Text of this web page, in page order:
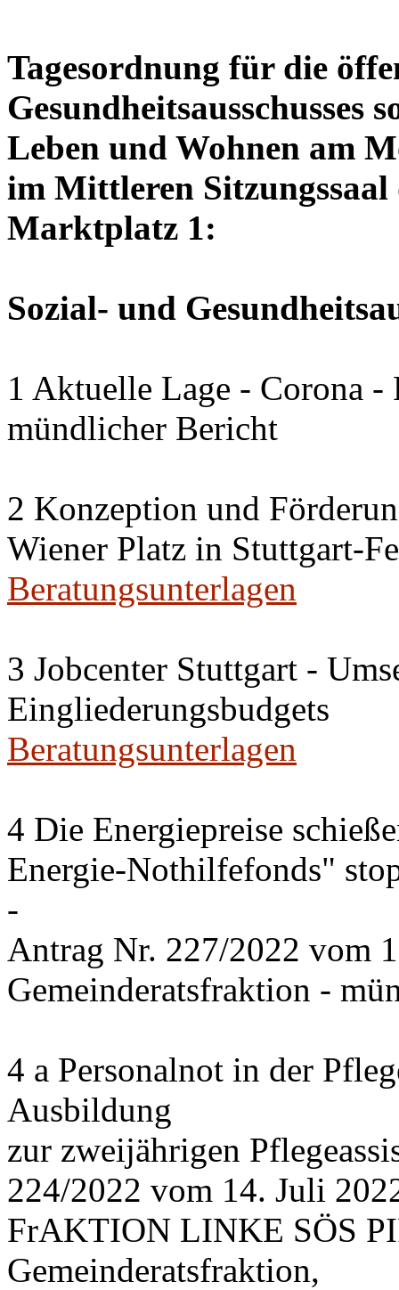
Tagesordnung für die
Gesundheitsausschusses
Leben und Wohnen am
im Mittleren Sitzungssaal
Marktplatz 1:
Sozial- und
1 Aktuelle Lage - Corona
mündlicher Bericht
2 Konzeption und
Wiener Platz in Stuttgart-
Beratungsunterlagen
3 Jobcenter Stuttgart -
Eingliederungsbudgets
Beratungsunterlagen
4 Die Energiepreise
Energie-Nothilfefonds"
-
Antrag Nr. 227/2022 vom
Gemeinderatsfraktion -
4 a Personalnot in der
Ausbildung
zur zweijährigen
224/2022 vom 14. Juli
FrAKTION LINKE SÖS
Gemeinderatsfraktion,